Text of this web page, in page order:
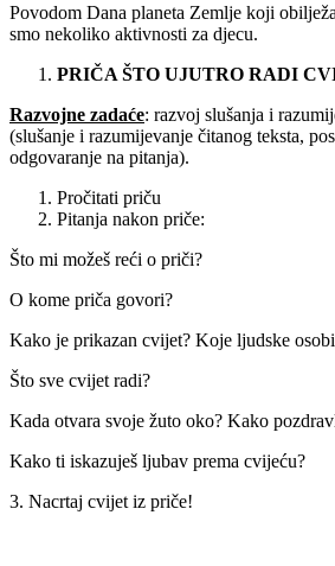
Povodom Dana planeta Zemlje koji
smo nekoliko aktivnosti za djecu.
PRIČA ŠTO UJUTRO RADI
Razvojne zadaće: razvoj slušanja i
(slušanje i razumijevanje čitanog teksta,
odgovaranje na pitanja).
Pročitati priču
Pitanja nakon priče:
Što mi možeš reći o priči?
O kome priča govori?
Kako je prikazan cvijet? Koje ljudske
Što sve cvijet radi?
Kada otvara svoje žuto oko? Kako
Kako ti iskazuješ ljubav prema cvijeću?
3. Nacrtaj cvijet iz priče!